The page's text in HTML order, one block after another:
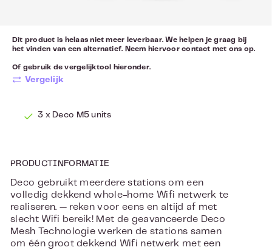
Dit product is helaas niet meer leverbaar. We helpen je graag bij
het vinden van een alternatief. Neem hiervoorcontact met ons op.
Of gebruik de vergelijktool hieronder.
Vergelijk
3 x Deco M5 units
PRODUCTINFORMATIE
Deco gebruikt meerdere stations om een
volledig dekkend whole-home Wifi netwerk te
realiseren. — reken voor eens en altijd af met
slecht Wifi bereik! Met de geavanceerde Deco
Mesh Technologie werken de stations samen
om één groot dekkend Wifi netwerk met een